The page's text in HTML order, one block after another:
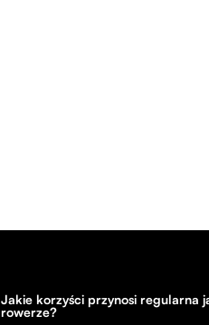
Jakie korzyści przynosi regularna
rowerze?